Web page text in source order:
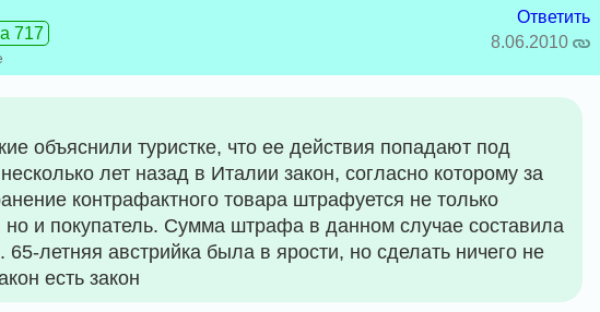
717
Ответить
8.06.2010
объяснили туристке, что ее действия попадают под
лет назад в Италии закон, согласно которому за
контрафактного товара штрафуется не только
но и покупатель. Сумма штрафа в данном случае составила
65-летняя австрийка была в ярости, но сделать ничего не
есть закон